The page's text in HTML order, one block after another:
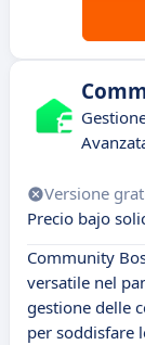
Versione
Precio bajo
Community
versatile nel
gestione delle
per soddisfare